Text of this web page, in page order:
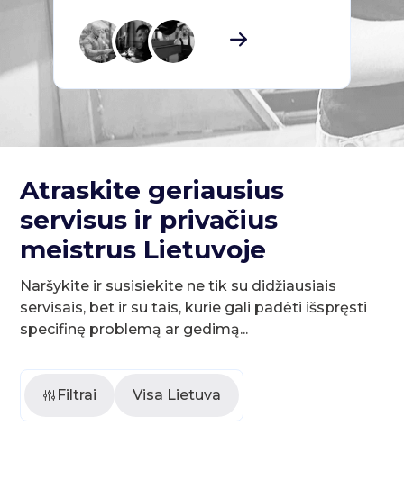
Atraskite geriausius
servisus ir privačius
meistrus Lietuvoje
Naršykite ir susisiekite ne tik su didžiausiais
servisais, bet ir su tais, kurie gali padėti išspręsti
specifinę problemą ar gedimą...
Filtrai Visa Lietuva